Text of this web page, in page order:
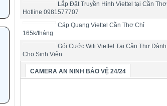
Lắp Đặt Truyền Hình Viettel tại Cần Thơ
Hotline 0981577707
Cáp Quang Viettel Cần Thơ Chỉ
165k/tháng
Gói Cước Wifi Viettel Tại Cần Thơ Dành
Cho Sinh Viên
CAMERA AN NINH BẢO VỆ 24/24